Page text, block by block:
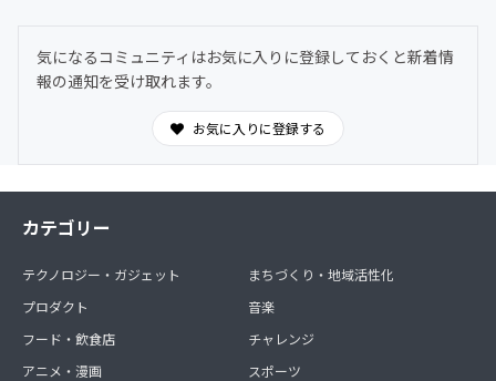
気になるコミュニティはお気に入りに登録しておくと新着情
報の通知を受け取れます。
お気に入りに登録する
カテゴリー
テクノロジー・ガジェット
プロダクト
フード・飲食店
アニメ・漫画
まちづくり・地域活性化
音楽
チャレンジ
スポーツ